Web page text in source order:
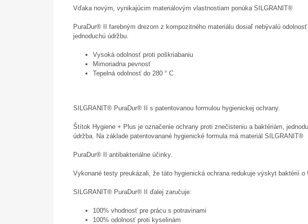
Vďaka novým, vynikajúcim materiálovým vlastnostiam ponúka SILGRANIT®
PuraDur® II farebným drezom z kompozitného materiálu dosiaľ nebývalú
jednoduchú údržbu.
Vysoká odolnosť proti poškriabaniu
Mimoriadna pevnosť
Tepelná odolnosť do 280 ° C
SILGRANIT® PuraDur® II s patentovanou formulou hygienickej ochrany.
Štítok Hygiene + Plus je označenie ochrany proti znečisteniu a baktériám,
údržba. Na základe patentovanané hygienické formula má materiál SILGRANIT®
PuraDur® II antibakteriálne účinky.
Vykonané testy preukázali, že táto hygienická ochrana redukuje výskyt baktérií o
SILGRANIT® PuraDur® II ďalej zaručuje:
100% vhodnosť pre prácu s potravinami
100% odolnosť proti kyselinám